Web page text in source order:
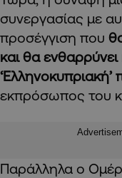
συνεργασίας με
προσέγγιση που
και θα
‘Ελληνοκυπριακή’
εκπρόσωπος του
Παράλληλα ο Ομέρ